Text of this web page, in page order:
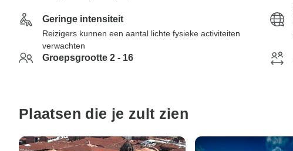
Geringe intensiteit
Reizigers kunnen een aantal lichte fysieke activiteiten
verwachten
Groepsgrootte 2 - 16
Plaatsen die je zult zien